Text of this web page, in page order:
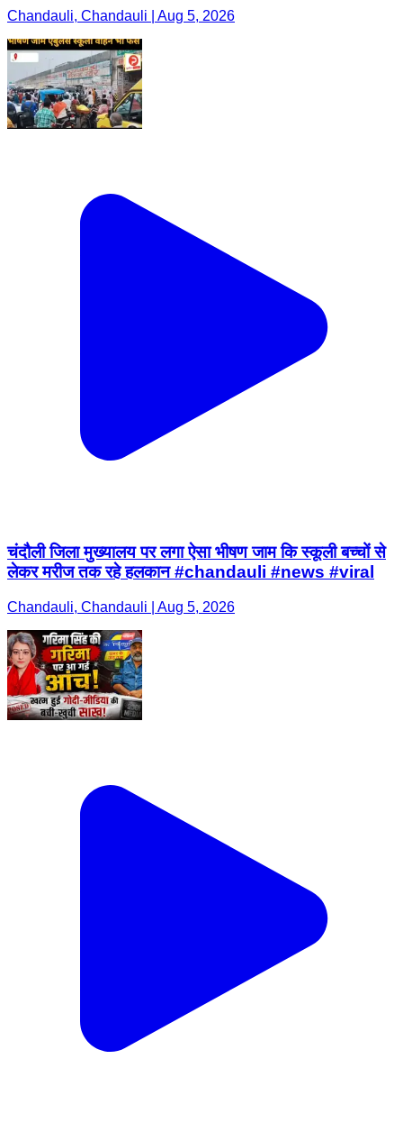
Chandauli, Chandauli | Aug 5, 2026
चंदौली जिला मुख्यालय पर लगा ऐसा भीषण जाम कि स्कूली बच्चों से
लेकर मरीज तक रहे हलकान #chandauli #news #viral
Chandauli, Chandauli | Aug 5, 2026